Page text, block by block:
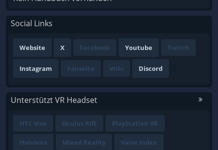
Social Links
Website X Facebook Youtube Twitch
Instagram Fanseite Wiki Discord
Unterstützt VR Headset
HTC Vive Oculus Rift PlayStation VR
Hololens Mixed Reality Valve Index